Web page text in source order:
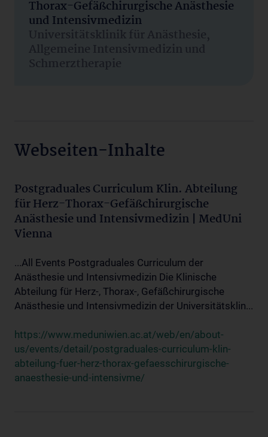
Thorax-Gefäßchirurgische Anästhesie
und Intensivmedizin
Universitätsklinik für Anästhesie,
Allgemeine Intensivmedizin und
Schmerztherapie
Webseiten-Inhalte
Postgraduales Curriculum Klin. Abteilung
für Herz-Thorax-Gefäßchirurgische
Anästhesie und Intensivmedizin | MedUni
Vienna
...All Events Postgraduales Curriculum der
Anästhesie und Intensivmedizin Die Klinische
Abteilung für Herz-, Thorax-, Gefäßchirurgische
Anästhesie und Intensivmedizin der Universitätsklin...
https://www.meduniwien.ac.at/web/en/about-
us/events/detail/postgraduales-curriculum-klin-
abteilung-fuer-herz-thorax-gefaesschirurgische-
anaesthesie-und-intensivme/